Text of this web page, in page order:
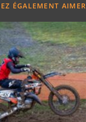
ÉGALEMENT AIMER